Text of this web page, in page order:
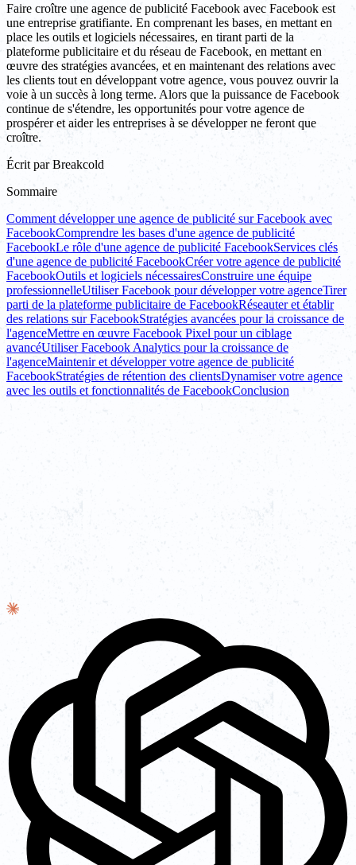
Faire croître une agence de publicité Facebook avec Facebook est
une entreprise gratifiante. En comprenant les bases, en mettant en
place les outils et logiciels nécessaires, en tirant parti de la
plateforme publicitaire et du réseau de Facebook, en mettant en
œuvre des stratégies avancées, et en maintenant des relations avec
les clients tout en développant votre agence, vous pouvez ouvrir la
voie à un succès à long terme. Alors que la puissance de Facebook
continue de s'étendre, les opportunités pour votre agence de
prospérer et aider les entreprises à se développer ne feront que
croître.
Écrit par Breakcold
Sommaire
Comment développer une agence de publicité sur Facebook avec
FacebookComprendre les bases d'une agence de publicité
FacebookLe rôle d'une agence de publicité FacebookServices clés
d'une agence de publicité FacebookCréer votre agence de publicité
FacebookOutils et logiciels nécessairesConstruire une équipe
professionnelleUtiliser Facebook pour développer votre agenceTirer
parti de la plateforme publicitaire de FacebookRéseauter et établir
des relations sur FacebookStratégies avancées pour la croissance de
l'agenceMettre en œuvre Facebook Pixel pour un ciblage
avancéUtiliser Facebook Analytics pour la croissance de
l'agenceMaintenir et développer votre agence de publicité
FacebookStratégies de rétention des clientsDynamiser votre agence
avec les outils et fonctionnalités de FacebookConclusion